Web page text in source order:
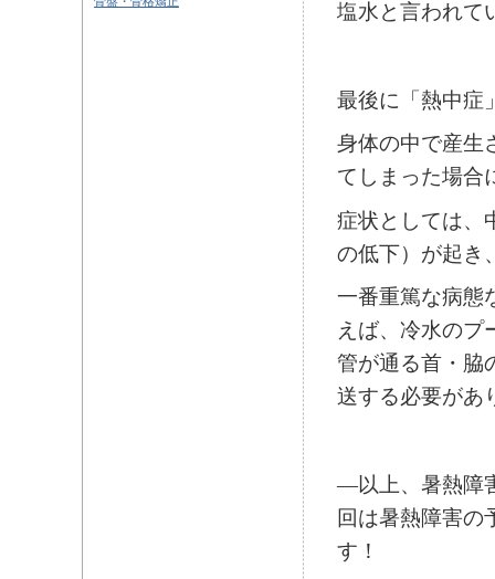
塩水と言われて
最後に「熱中症
身体の中で産生
てしまった場合
症状としては、
の低下）が起き
一番重篤な病態
えば、冷水のプ
管が通る首・脇
送する必要があ
―以上、暑熱障
回は暑熱障害の
す！